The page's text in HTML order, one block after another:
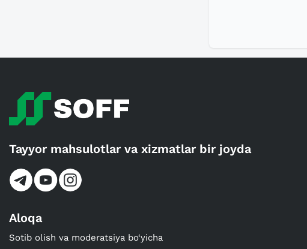
Tayyor mahsulotlar va xizmatlar bir joyda
Aloqa
Sotib olish va moderatsiya bo‘yicha